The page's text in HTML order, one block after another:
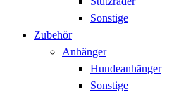
Sonstige
Zubehör
Anhänger
Hundeanhänger
Sonstige